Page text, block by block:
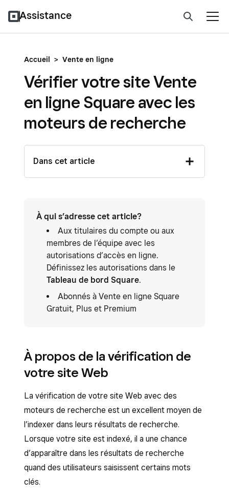
Assistance
Accueil > Vente en ligne
Vérifier votre site Vente
en ligne Square avec les
moteurs de recherche
Dans cet article
À qui s’adresse cet article?
Aux titulaires du compte ou aux
membres de l’équipe avec les
autorisations d’accès en ligne.
Définissez les autorisations dans le
Tableau de bord Square.
Abonnés à Vente en ligne Square
Gratuit, Plus et Premium
À propos de la vérification de
votre site Web
La vérification de votre site Web avec des
moteurs de recherche est un excellent moyen de
l’indexer dans leurs résultats de recherche.
Lorsque votre site est indexé, il a une chance
d’apparaître dans les résultats de recherche
quand des utilisateurs saisissent certains mots
clés.